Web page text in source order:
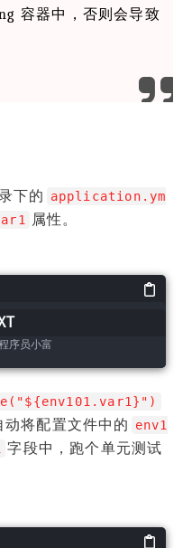
容器中，否则会导致
下的
application.ym
属性。
序员小富
将配置文件中的
env1
字段中，跑个单元测试